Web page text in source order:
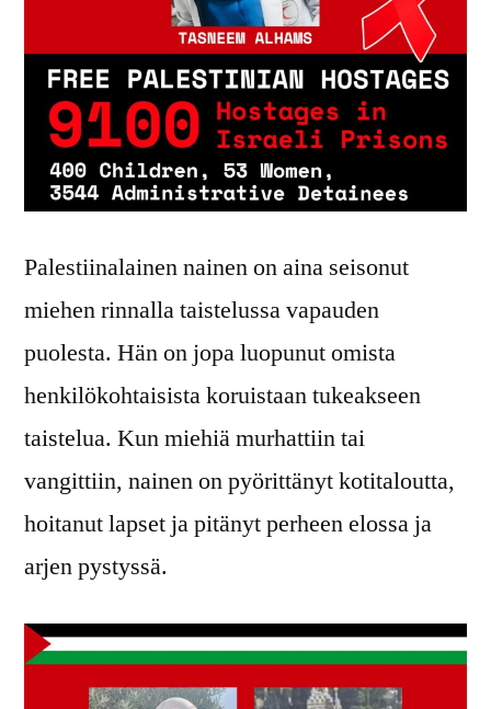
Palestiinalainen nainen on aina seisonut
miehen rinnalla taistelussa vapauden
puolesta. Hän on jopa luopunut omista
henkilökohtaisista koruistaan tukeakseen
taistelua. Kun miehiä murhattiin tai
vangittiin, nainen on pyörittänyt kotitaloutta,
hoitanut lapset ja pitänyt perheen elossa ja
arjen pystyssä.